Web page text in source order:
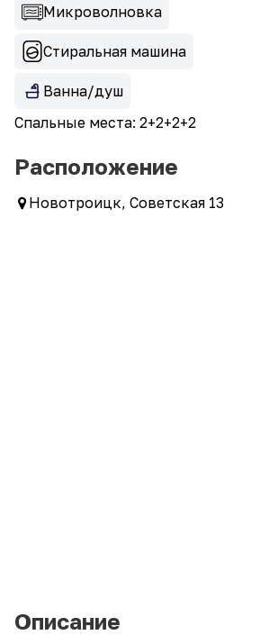
Микроволновка
Стиральная машина
Ванна/душ
Спальные места: 2+2+2+2
Расположение
Новотроицк, Советская 13
Описание